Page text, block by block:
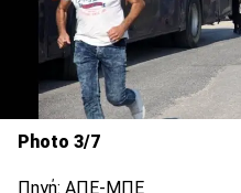
Photo 3/7
Πηγή: ΑΠΕ-ΜΠΕ